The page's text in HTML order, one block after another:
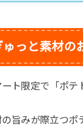
ゅっと素材
ト限定で「ポ
旨みが際立つポ